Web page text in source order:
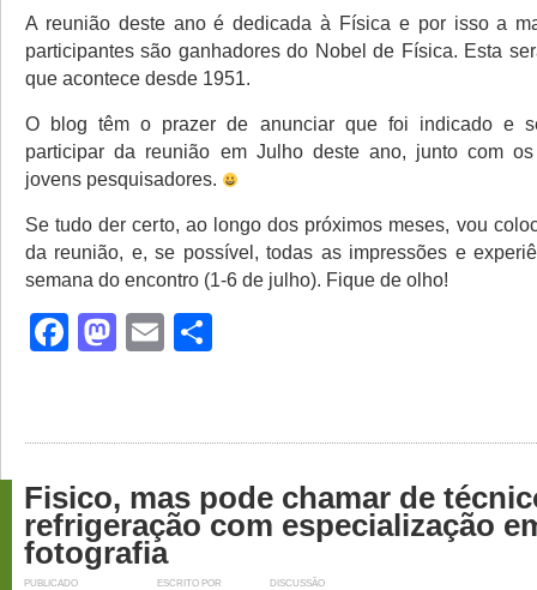
A reunião deste ano é dedicada à Física e por isso a
participantes são ganhadores do Nobel de Física. Esta
que acontece desde 1951.
O blog têm o prazer de anunciar que foi indicado e
participar da reunião em Julho deste ano, junto com
jovens pesquisadores.
Se tudo der certo, ao longo dos próximos meses, vou
da reunião, e, se possível, todas as impressões e
semana do encontro (1-6 de julho). Fique de olho!
Facebook
Mastodon
Email
Fisico, mas pode chamar de
refrigeração com especialização
fotografia
PUBLICADO ESCRITO POR DISCUSSÃO